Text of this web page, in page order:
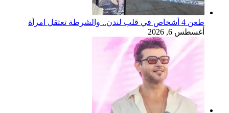
طعن 4 أشخاص في قلب لندن.. والشرطة تعتقل امرأة
أغسطس 6, 2026